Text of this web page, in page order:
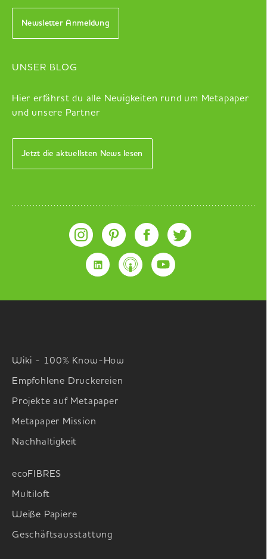
Newsletter Anmeldung
UNSER BLOG
Hier erfährst du alle Neuigkeiten rund um Metapaper
und unsere Partner
Jetzt die aktuellsten News lesen
Wiki - 100% Know-How
Empfohlene Druckereien
Projekte auf Metapaper
Metapaper Mission
Nachhaltigkeit
ecoFIBRES
Multiloft
Weiße Papiere
Geschäftsausstattung